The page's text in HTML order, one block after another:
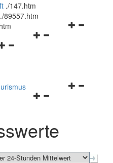
./147.htm
./89557.htm
Navigationsmenü
Navigationsmenü
schließen